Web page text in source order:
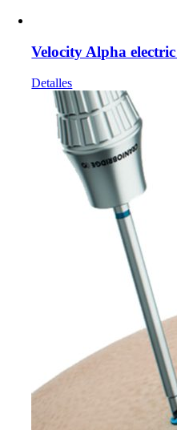
Velocity Alpha
Detalles